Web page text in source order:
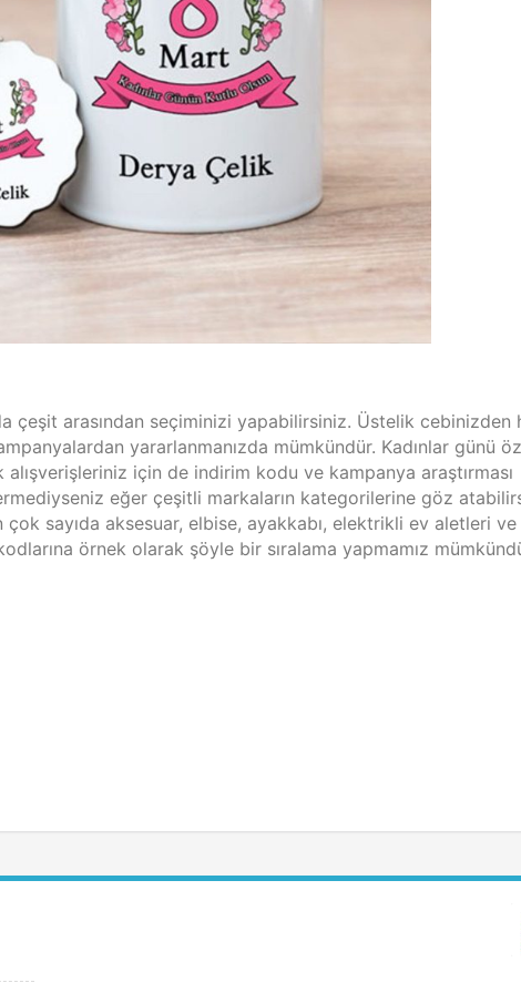
çeşit arasından seçiminizi yapabilirsiniz. Üstelik cebinizden
yararlanmanızda mümkündür. Kadınlar günü
için de indirim kodu ve kampanya araştırması
eğer çeşitli markaların kategorilerine göz
çok sayıda aksesuar, elbise, ayakkabı, elektrikli ev aletleri ve
örnek olarak şöyle bir sıralama yapmamız